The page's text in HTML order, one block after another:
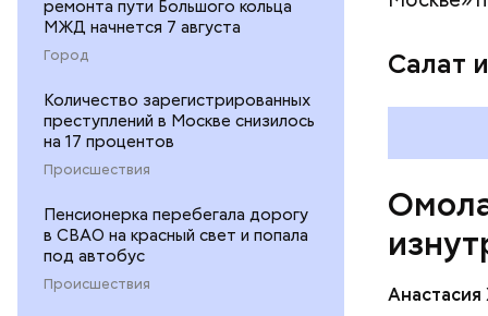
ремонта пути Большого кольца
МЖД начнется 7 августа
Город
Количество зарегистрированных
преступлений в Москве снизилось
на 17 процентов
Происшествия
Пенсионерка перебегала дорогу
в СВАО на красный свет и попала
под автобус
Происшествия
Салат
ряда
лютеин
наше
калий